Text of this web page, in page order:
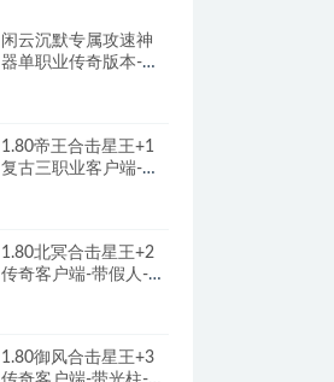
闲云沉默专属攻速神
器单职业传奇版本-带
1.80帝王合击星王+1
复古三职业客户端-带
1.80北冥合击星王+2
传奇客户端-带假人-光
1.80御风合击星王+3